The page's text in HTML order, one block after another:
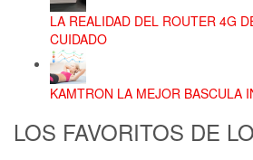
LA REALIDAD DEL ROUTER 4G
CUIDADO
KAMTRON LA MEJOR BASCULA
LOS FAVORITOS DE